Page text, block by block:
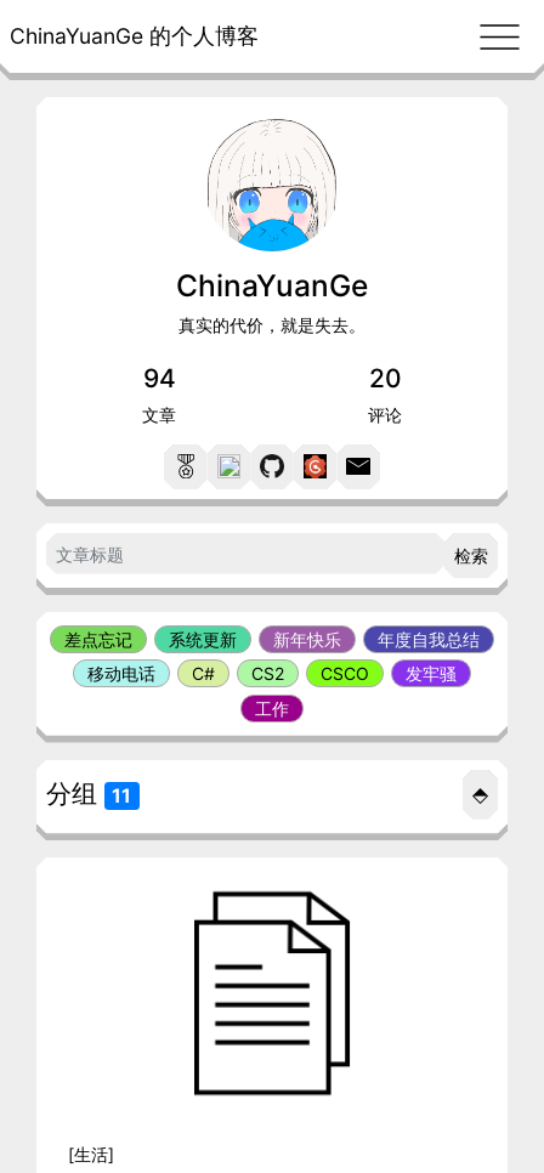
ChinaYuanGe 的个人博客
[生活]
ChinaYuanGe
真实的代价，就是失去。
94
文章
20
评论
检索
差点忘记 系统更新 新年快乐
年度自我总结
移动电话
C# CS2 CSCO
发牢骚
工作
分组 11 ⬘